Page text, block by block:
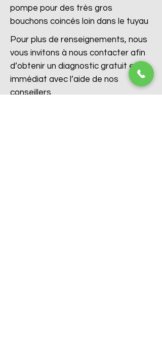
pompe pour des très gros
bouchons coincés loin dans le tuyau
Pour plus de renseignements, nous
vous invitons à nous contacter afin
d’obtenir un diagnostic gratuit et
immédiat avec l’aide de nos
conseillers.